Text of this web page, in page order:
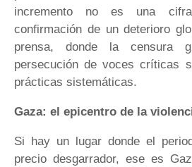
incremento no es una
confirmación de un deterioro
prensa, donde la censura
persecución de voces críticas
prácticas sistemáticas.
Gaza: el epicentro de la
Si hay un lugar donde el
precio desgarrador, ese es